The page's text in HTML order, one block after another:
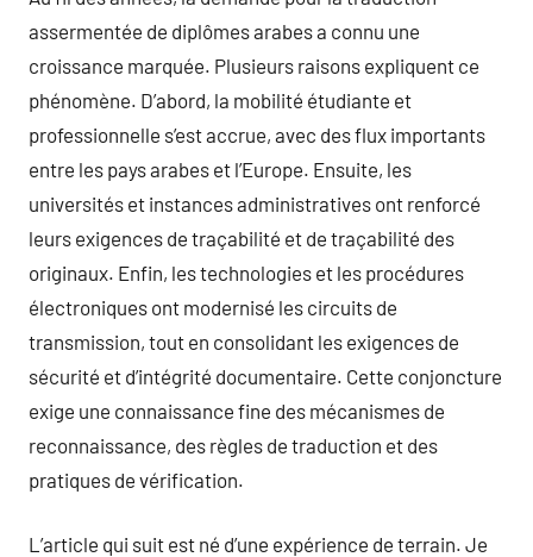
assermentée de diplômes arabes a connu une
croissance marquée. Plusieurs raisons expliquent ce
phénomène. D’abord, la mobilité étudiante et
professionnelle s’est accrue, avec des flux importants
entre les pays arabes et l’Europe. Ensuite, les
universités et instances administratives ont renforcé
leurs exigences de traçabilité et de traçabilité des
originaux. Enfin, les technologies et les procédures
électroniques ont modernisé les circuits de
transmission, tout en consolidant les exigences de
sécurité et d’intégrité documentaire. Cette conjoncture
exige une connaissance fine des mécanismes de
reconnaissance, des règles de traduction et des
pratiques de vérification.
L’article qui suit est né d’une expérience de terrain. Je